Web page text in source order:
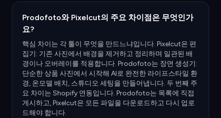
Prodofoto와 Pixelcut의 주요 차이점은 무엇인가
요?
핵심 차이는 각 툴이 무엇을 만드느냐입니다. Pixelcut은 편
집기: 기존 사진에서 배경을 제거하고 정리하며 일관된 배
경이나 오버레이를 적용합니다. Prodofoto는 장면 생성기:
단순한 상품 사진에서 시작해 AI로 완전한 라이프스타일 환
경, 온모델 배치, 스튜디오 세팅을 만들어냅니다. 두 번째 주
요 차이는 Shopify 연동입니다. Prodofoto는 목록에 직접
게시하고, Pixelcut은 모든 파일을 다운로드하고 다시 업로
드해야 합니다.